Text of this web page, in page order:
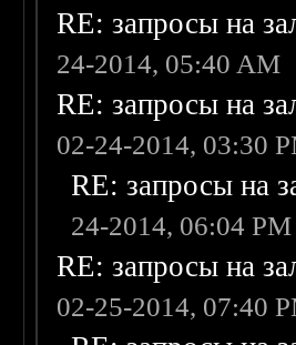
RE: запросы на
24-2014, 05:40 AM
RE: запросы на
02-24-2014, 03:30
RE: запросы на
24-2014, 06:04 PM
RE: запросы на
02-25-2014, 07:40